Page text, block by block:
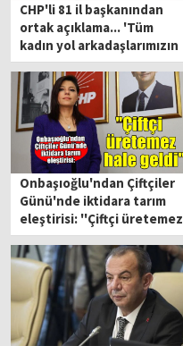
CHP'li 81 il başkanından
ortak açıklama... 'Tüm
kadın yol arkadaşlarımızın
yanındayız'
Onbaşıoğlu'ndan Çiftçiler
Günü'nde iktidara tarım
eleştirisi: ''Çiftçi üretemez
hale geldi''